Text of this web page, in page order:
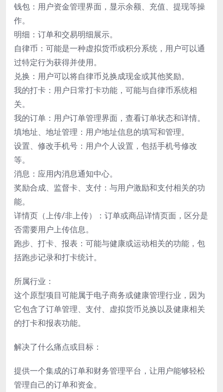
钱包：用户资金管理界面，显示余额、充值、提现等操
作。
明细：订单和交易明细展示。
自律币：可能是一种虚拟货币或积分系统，用户可以通
过特定行为获得并使用。
兑换：用户可以将自律币兑换成现金或其他奖励。
我的打卡：用户日常打卡功能，可能与自律币系统相
关。
我的订单：用户订单管理界面，查看订单状态和详情。
填地址、地址管理：用户地址信息的填写和管理。
设置、修改手机号：用户个人设置，包括手机号修改
等。
消息：应用内消息通知中心。
奖励合成、监督卡、支付：与用户激励和支付相关的功
能。
详情页（上传/非上传）：订单或商品详情页面，区分是
否需要用户上传信息。
跑步、打卡、报表：可能与健康或运动相关的功能，包
括跑步记录和打卡统计。
所属行业：
这个原型项目可能属于电子商务或健康管理行业，因为
它包含了订单管理、支付、虚拟货币兑换以及健康相关
的打卡和报表功能。
解决了什么痛点或目标：
提供一个集成的订单和财务管理平台，让用户能够轻松
管理自己的订单和资金。